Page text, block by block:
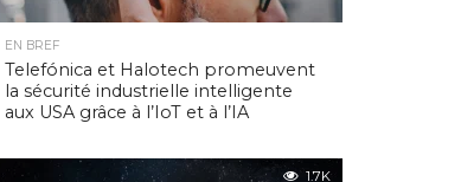
EN BREF
Telefónica et Halotech promeuvent
la sécurité industrielle intelligente
aux USA grâce à l’IoT et à l’IA
1.7K